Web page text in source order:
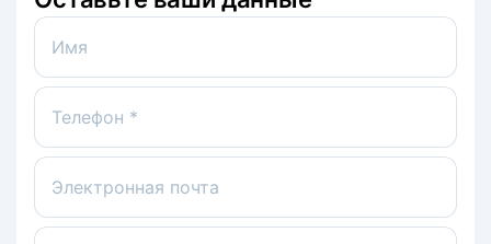
Имя
Телефон *
Электронная почта